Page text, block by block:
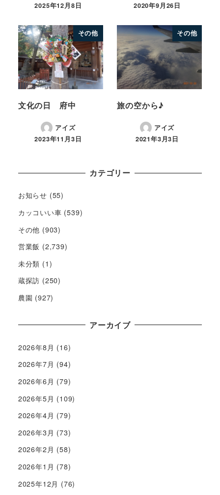
2025年12月8日
2020年9月26日
その他
文化の日 府中
アイズ
2023年11月3日
その他
旅の空から♪
アイズ
2021年3月3日
カテゴリー
お知らせ (55)
カッコいい車 (539)
その他 (903)
営業飯 (2,739)
未分類 (1)
蔵探訪 (250)
農園 (927)
アーカイブ
2026年8月 (16)
2026年7月 (94)
2026年6月 (79)
2026年5月 (109)
2026年4月 (79)
2026年3月 (73)
2026年2月 (58)
2026年1月 (78)
2025年12月 (76)